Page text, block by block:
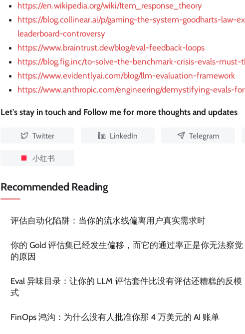
https://en.wikipedia.org/wiki/Item_response_theory
https://blog.collinear.ai/p/gaming-the-system-goodharts-law-
leaderboard-controversy
https://www.braintrust.dev/blog/eval-feedback-loops
https://blog.fig.inc/to-solve-the-benchmark-crisis-evals-must-
https://www.evidentlyai.com/blog/llm-evaluation-framework
https://www.anthropic.com/engineering/demystifying-evals-
Let's stay in touch and Follow me for more thoughts and updates
Twitter LinkedIn Telegram
小红书
Recommended Reading
评估自动化陷阱：当你的流水线偏离用户真实需求时
你的 Gold 评估集已经发生偏移，而它的通过率正是你无法察觉
的原因
Eval 异味目录：让你的 LLM 评估套件比没有评估还糟糕的反模
式
FinOps 鸿沟：为什么没有人批准你那 4 万美元的 AI 账单